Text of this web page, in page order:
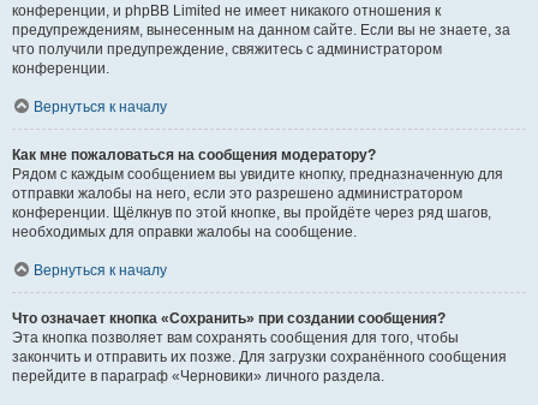
конференции, и phpBB Limited не имеет никакого отношения к
предупреждениям, вынесенным на данном сайте. Если вы не знаете, за
что получили предупреждение, свяжитесь с администратором
конференции.
Вернуться к началу
Как мне пожаловаться на сообщения модератору?
Рядом с каждым сообщением вы увидите кнопку, предназначенную для
отправки жалобы на него, если это разрешено администратором
конференции. Щёлкнув по этой кнопке, вы пройдёте через ряд шагов,
необходимых для оправки жалобы на сообщение.
Вернуться к началу
Что означает кнопка «Сохранить» при создании сообщения?
Эта кнопка позволяет вам сохранять сообщения для того, чтобы
закончить и отправить их позже. Для загрузки сохранённого сообщения
перейдите в параграф «Черновики» личного раздела.